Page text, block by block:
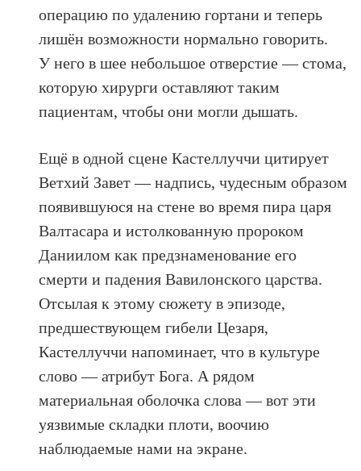
операцию по удалению гортани и теперь
лишён возможности нормально говорить.
У него в шее небольшое отверстие — стома,
которую хирурги оставляют таким
пациентам, чтобы они могли дышать.
Ещё в одной сцене Кастеллуччи цитирует
Ветхий Завет — надпись, чудесным образом
появившуюся на стене во время пира царя
Валтасара и истолкованную пророком
Даниилом как предзнаменование его
смерти и падения Вавилонского царства.
Отсылая к этому сюжету в эпизоде,
предшествующем гибели Цезаря,
Кастеллуччи напоминает, что в культуре
слово — атрибут Бога. А рядом
материальная оболочка слова — вот эти
уязвимые складки плоти, воочию
наблюдаемые нами на экране.